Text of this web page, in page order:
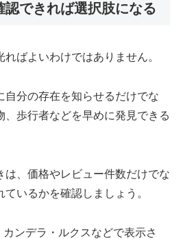
認できれば選択肢になる
ばよいわけではありません。
自分の存在を知らせるだけでな
、歩行者などを早めに発見できる
は、価格やレビュー件数だけでな
いるかを確認しましょう。
ンデラ・ルクスなどで表示さ